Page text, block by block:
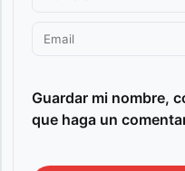
Guardar mi nombre,
que haga un